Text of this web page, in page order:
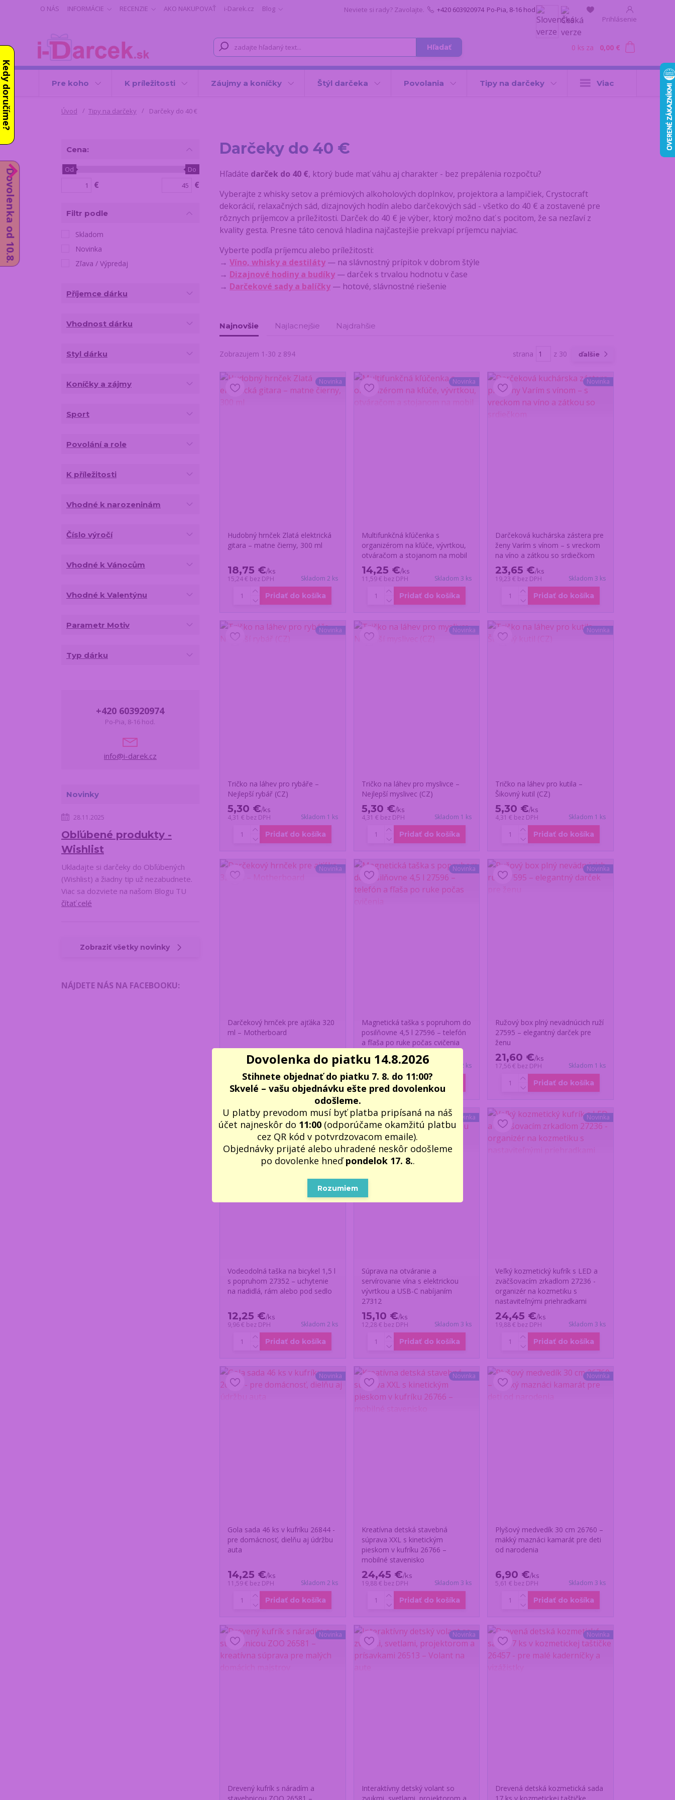
O NÁS INFORMÁCIE RECENZIE AKO NAKUPOVAŤ i-Darek.cz
Blog
Prihlásenie
Hľadať
Neviete si rady? Zavolajte. +420 603920974 Po-Pia, 8-16 hod.
0 ks za 0,00 €
Pre koho K príležitosti Záujmy a koníčky Štýl darčeka Povolania Tipy na darčeky Viac
Úvod Tipy na darčeky Darčeky do 40 €
Darčeky do 40 €
Hľadáte darček do 40 €, ktorý bude mať váhu aj charakter - bez prepálenia rozpočtu?
Vyberajte z whisky setov a prémiových alkoholových doplnkov, projektora a lampičiek, Crystocraft
dekorácií, relaxačných sád, dizajnových hodín alebo darčekových sád - všetko do 40 € a zostavené pre
rôznych príjemcov a príležitosti. Darček do 40 € je výber, ktorý možno dať s pocitom, že sa nezľaví z
kvality gesta. Presne táto cenová hladina najčastejšie prekvapí príjemcu najviac.
Vyberte podľa príjemcu alebo príležitosti:
→ Víno, whisky a destiláty— na slávnostný prípitok v dobrom štýle
→ Dizajnové hodiny a budíky— darček s trvalou hodnotu v čase
→ Darčekové sady a balíčky— hotové, slávnostné riešenie
Najnovšie Najlacnejšie Najdrahšie
Zobrazujem 1-30 z 894 strana z 30 ďalšie
Novinka
Hudobný hrnček Zlatá elektrická
gitara – matne čierny, 300 ml
18,75 €/ks
15,24 € bez DPH Skladom 2 ks
Pridať do košíka
Novinka
Multifunkčná kľúčenka s
organizérom na kľúče, vývrtkou,
otváračom a stojanom na mobil
14,25 €/ks
11,59 € bez DPH Skladom 3 ks
Pridať do košíka
Novinka
Darčeková kuchárska zástera pre
ženy Varím s vínom – s vreckom
na víno a zátkou so srdiečkom
23,65 €/ks
19,23 € bez DPH Skladom 3 ks
Pridať do košíka
Novinka
Tričko na láhev pro rybáře –
Nejlepší rybář (CZ)
5,30 €/ks
4,31 € bez DPH Skladom 1 ks
Pridať do košíka
Novinka
Tričko na láhev pro myslivce –
Nejlepší myslivec (CZ)
5,30 €/ks
4,31 € bez DPH Skladom 1 ks
Pridať do košíka
Novinka
Tričko na láhev pro kutila –
Šikovný kutil (CZ)
5,30 €/ks
4,31 € bez DPH Skladom 1 ks
Pridať do košíka
Novinka
Darčekový hrnček pre ajťáka 320
ml – Motherboard
6,90 €/ks
bez DPH Skladom 1 ks
Pridať do košíka
Novinka
Magnetická taška s popruhom do
posilňovne 4,5 l 27596 – telefón
a fľaša po ruke počas cvičenia
14,25 € /ks
11,59 € bez DPH Skladom 2 ks
Pridať do košíka
Novinka
Ružový box plný nevädnúcich ruží
27595 – elegantný darček pre
ženu
21,60 €/ks
17,56 € bez DPH Skladom 1 ks
Pridať do košíka
Novinka
Vodeodolná taška na bicykel 1,5 l
s popruhom 27352 – uchytenie
na riadidlá, rám alebo pod sedlo
12,25 €/ks
9,96 € bez DPH Skladom 2 ks
Pridať do košíka
Novinka
Súprava na otváranie a
servírovanie vína s elektrickou
vývrtkou a USB-C nabíjaním
27312
15,10 €/ks
12,28 € bez DPH Skladom 3 ks
Pridať do košíka
Novinka
Veľký kozmetický kufrík s LED a
zväčšovacím zrkadlom 27236 -
organizér na kozmetiku s
nastaviteľnými priehradkami
24,45 €/ks
19,88 € bez DPH Skladom 3 ks
Pridať do košíka
Novinka
Gola sada 46 ks v kufríku 26844 -
pre domácnosť, dielňu aj údržbu
auta
14,25 €/ks
11,59 € bez DPH Skladom 2 ks
Pridať do košíka
Novinka
Kreatívna detská stavebná
súprava XXL s kinetickým
pieskom v kufríku 26766 –
mobilné stavenisko
24,45 €/ks
19,88 € bez DPH Skladom 3 ks
Pridať do košíka
Novinka
Plyšový medvedík 30 cm 26760 –
mäkký maznáci kamarát pre deti
od narodenia
6,90 €/ks
5,61 € bez DPH Skladom 3 ks
Pridať do košíka
Novinka
Drevený kufrík s náradím a
Novinka
Interaktívny detský volant so
Novinka
Drevená detská kozmetická sada
Cena:
€
Od Do
€
Filtr podle
Skladom
Novinka
Zľava / Výpredaj
Příjemce dárku
Vhodnost dárku
Styl dárku
Koníčky a zájmy
Sport
Povolání a role
K příležitosti
Vhodné k narozeninám
Číslo výročí
Vhodné k Vánocům
Vhodné k Valentýnu
Parametr Motiv
Typ dárku
+420 603920974
Po-Pia, 8-16 hod.
info@i-darek.cz
Novinky
28.11.2025
Obľúbené produkty -
Wishlist
Ukladajte si darčeky do Obľúbených
(Wishlist) a žiadny tip už nezabudnete.
Viac sa dozviete na našom Blogu TU
čítať celé
Zobraziť všetky novinky
NÁJDETE NÁS NA FACEBOOKU:
Dovolenka do piatku 14.8.2026
Stihnete objednať do piatku 7. 8. do 11:00?
Skvelé – vašu objednávku ešte pred dovolenkou
odošleme.
U platby prevodom musí byť platba pripísaná na náš
účet najneskôr do 11:00 (odporúčame okamžitú platbu
cez QR kód v potvrdzovacom emaile).
Objednávky prijaté alebo uhradené neskôr odošleme
po dovolenke hneďpondelok 17. 8..
Rozumiem
Dovolenka od 10.8.
Kedy doručíme?